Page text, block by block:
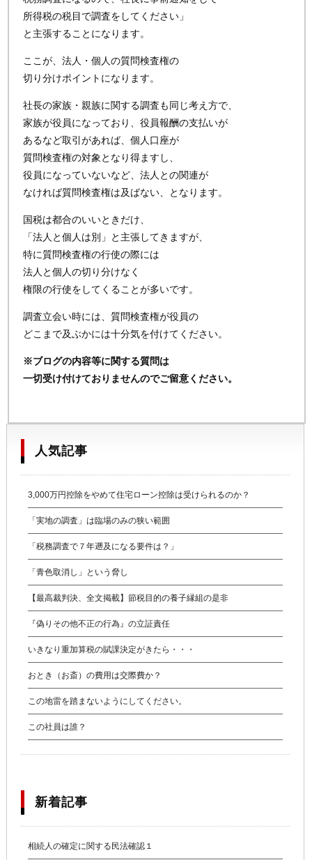
所得税の税目で調査をしてください」
と主張することになります。
ここが、法人・個人の質問検査権の
切り分けポイントになります。
社長の家族・親族に関する調査も同じ考え方で、
家族が役員になっており、役員報酬の支払いが
あるなど取引があれば、個人口座が
質問検査権の対象となり得ますし、
役員になっていないなど、法人との関連が
なければ質問検査権は及ばない、となります。
国税は都合のいいときだけ、
「法人と個人は別」と主張してきますが、
特に質問検査権の行使の際には
法人と個人の切り分けなく
権限の行使をしてくることが多いです。
調査立会い時には、質問検査権が役員の
どこまで及ぶかには十分気を付けてください。
※ブログの内容等に関する質問は
一切受け付けておりませんのでご留意ください。
人気記事
3,000万円控除をやめて住宅ローン控除は受けられるのか？
「実地の調査」は臨場のみの狭い範囲
「税務調査で７年遡及になる要件は？」
「青色取消し」という脅し
【最高裁判決、全文掲載】節税目的の養子縁組の是非
『偽りその他不正の行為』の立証責任
いきなり重加算税の賦課決定がきたら・・・
おとき（お斎）の費用は交際費か？
この地雷を踏まないようにしてください。
この社員は誰？
新着記事
相続人の確定に関する民法確認１